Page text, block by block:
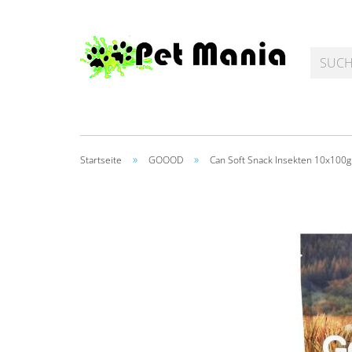
Startseite » GOOOD » Can Soft Snack Insekten